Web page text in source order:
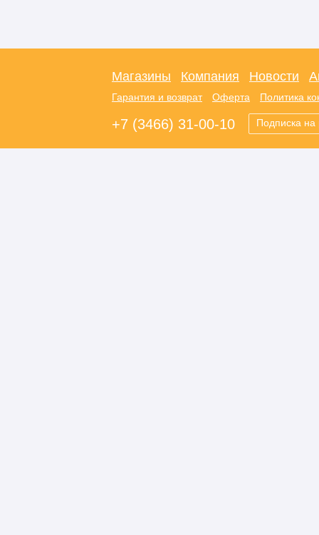
Магазины Компания Новости
Гарантия и возврат Оферта Политика
+7 (3466) 31-00-10 Подписка на